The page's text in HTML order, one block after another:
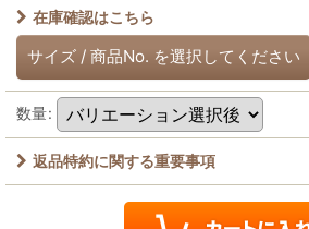
在庫確認はこちら
サイズ / 商品No. を選択してください
数量:
返品特約に関する重要事項